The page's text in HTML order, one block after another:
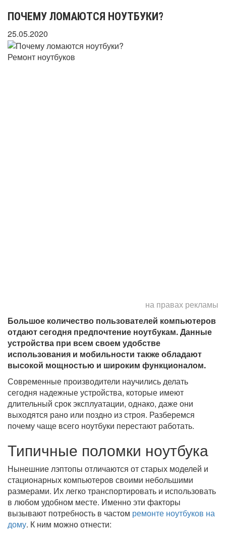
ПОЧЕМУ ЛОМАЮТСЯ НОУТБУКИ?
25.05.2020
Ремонт ноутбуков
на правах рекламы
Большое количество пользователей компьютеров
отдают сегодня предпочтение ноутбукам. Данные
устройства при всем своем удобстве
использования и мобильности также обладают
высокой мощностью и широким функционалом.
Современные производители научились делать
сегодня надежные устройства, которые имеют
длительный срок эксплуатации, однако, даже они
выходятся рано или поздно из строя. Разберемся
почему чаще всего ноутбуки перестают работать.
Типичные поломки ноутбука
Нынешние лэптопы отличаются от старых моделей и
стационарных компьютеров своими небольшими
размерами. Их легко транспортировать и использовать
в любом удобном месте. Именно эти факторы
вызывают потребность в частом ремонте ноутбуков на
дому. К ним можно отнести: